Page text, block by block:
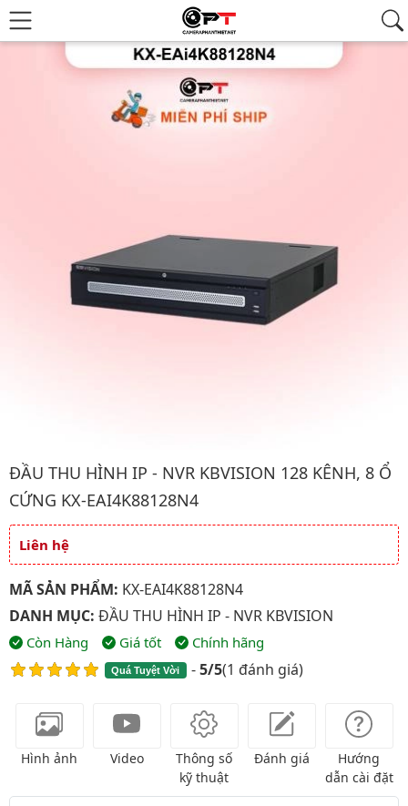
Hình ảnh đại diện của sản phẩm Đầu thu hình IP - NVR kbvision
ĐẦU THU HÌNH IP - NVR KBVISION 128 KÊNH, 8 Ổ
CỨNG KX-EAI4K88128N4
Giá và khuyến mãi
Liên hệ
MÃ SẢN PHẨM: KX-EAI4K88128N4
DANH MỤC: ĐẦU THU HÌNH IP - NVR KBVISION
Còn Hàng Giá tốt Chính hãng
Quá Tuyệt Vời -5/5(1 đánh giá)
Hình ảnh Video
Thông số
kỹ thuật
Đánh giá
Hướng
dẫn cài đặt